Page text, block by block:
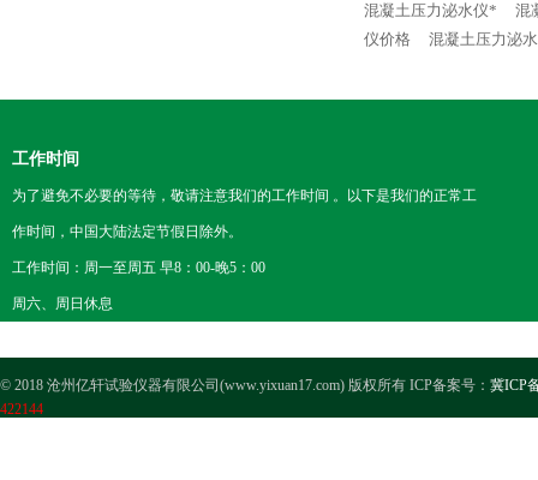
混凝土压力泌水仪*
混
仪价格
混凝土压力泌
工作时间
为了避免不必要的等待，敬请注意我们的工作时间 。以下是我们的正常工
作时间，中国大陆法定节假日除外。
工作时间：周一至周五 早8：00-晚5：00
周六、周日休息
© 2018 沧州亿轩试验仪器有限公司(www.yixuan17.com) 版权所有 ICP备案号： 冀ICP
422144